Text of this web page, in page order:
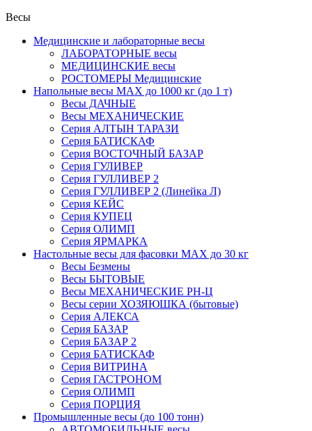
Весы
Медицинские и лабораторные весы
ЛАБОРАТОРНЫЕ весы
МЕДИЦИНСКИЕ весы
РОСТОМЕРЫ Медицинские
Напольные весы MAX до 1000 кг (до 1 т)
Весы ДАЧНЫЕ
Весы МЕХАНИЧЕСКИЕ
Серия АЛТЫН ТАРАЗИ
Серия БАТИСКАФ
Серия ВОСТОЧНЫЙ БАЗАР
Серия ГУЛИВЕР
Серия ГУЛЛИВЕР 2
Серия ГУЛЛИВЕР 2 (Линейка Л)
Серия КЕЙС
Серия КУПЕЦ
Серия ОЛИМП
Серия ЯРМАРКА
Настольные весы для фасовки MAX до 30 кг
Весы Безмены
Весы БЫТОВЫЕ
Весы МЕХАНИЧЕСКИЕ РН-Ц
Весы серии ХОЗЯЮШКА (бытовые)
Серия АЛЕКСА
Серия БАЗАР
Серия БАЗАР 2
Серия БАТИСКАФ
Серия ВИТРИНА
Серия ГАСТРОНОМ
Серия ОЛИМП
Серия ПОРЦИЯ
Промышленные весы (до 100 тонн)